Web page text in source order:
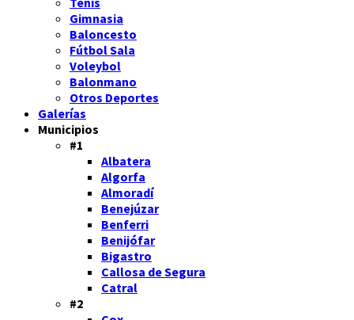
Gimnasia
Baloncesto
Fútbol Sala
Voleybol
Balonmano
Otros Deportes
Galerías
Municipios
#1
Albatera
Algorfa
Almoradí
Benejúzar
Benferri
Benijófar
Bigastro
Callosa de Segura
Catral
#2